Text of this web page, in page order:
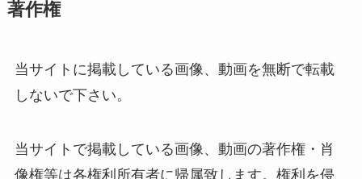
著作権
当サイトに掲載している画像、動画を無断で転載
しないで下さい。
当サイトで掲載している画像、動画の著作権・肖
像権等は各権利所有者に帰属致します。権利を侵